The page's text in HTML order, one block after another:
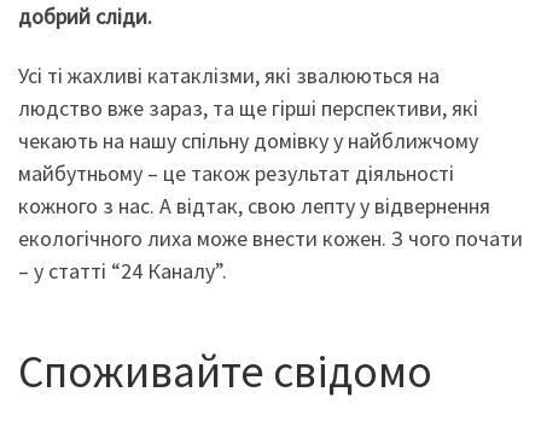
добрий сліди.
Усі ті жахливі катаклізми, які звалюються на
людство вже зараз, та ще гірші перспективи, які
чекають на нашу спільну домівку у найближчому
майбутньому – це також результат діяльності
кожного з нас. А відтак, свою лепту у відвернення
екологічного лиха може внести кожен. З чого почати
– у статті “24 Каналу”.
Споживайте свідомо